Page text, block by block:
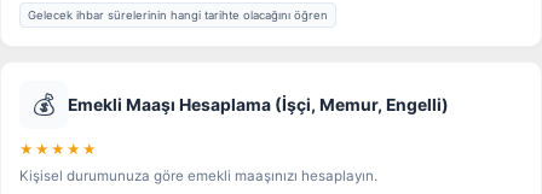
Gelecek ihbar sürelerinin hangi tarihte olacağını öğren
💰 Emekli Maaşı Hesaplama (İşçi, Memur, Engelli)
★★★★★
Kişisel durumunuza göre emekli maaşınızı hesaplayın.